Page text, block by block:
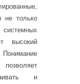
не только
высокий
и